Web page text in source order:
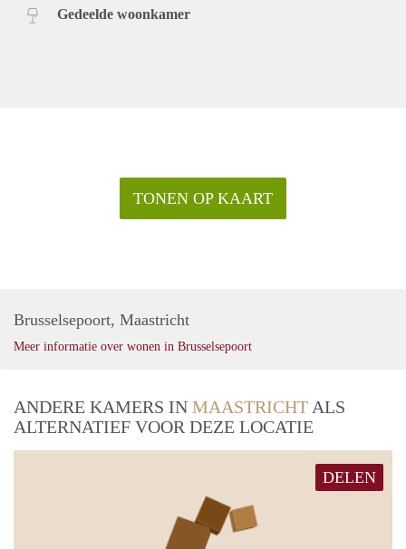
Gedeelde woonkamer
TONEN OP KAART
Brusselsepoort, Maastricht
Meer informatie over wonen in Brusselsepoort
ANDERE KAMERS IN MAASTRICHT ALS
ALTERNATIEF VOOR DEZE LOCATIE
DELEN